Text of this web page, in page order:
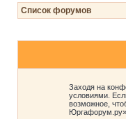
Список форумов
Заходя на
условиями.
возможное,
Юргафорум.ру»